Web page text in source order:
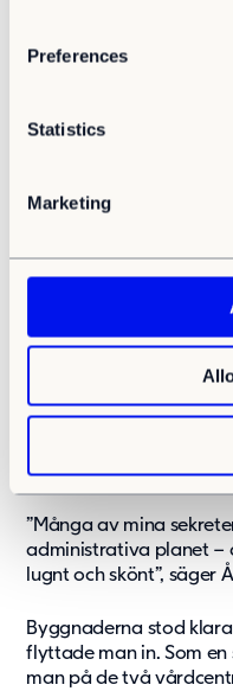
Preferences
Statistics
Marketing
”Allting gick väldigt
ställa upp byggnaden.
fick bra med
Breman, chef för
Två byggnader har
vårdcentralerna, en
Det övre planen kunde
administrativt bruk, en
möjlighet att frigöra
anställda kunde
trappornas undersida
ljud.
”Många av mina
administrativa planet –
lugnt och skönt”, säger
Byggnaderna stod
flyttade man in. Som
man på de två